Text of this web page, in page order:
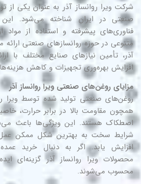
ویراروانساز آذر به عنوان یکی از
در ایران شناخته می‌شود. این
پیشرفته و استفاده از مواد
در حوزه روانسازهای صنعتی ارائه
تأمین نیازهای صنایع مختلف با ارائه
بهره‌وری تجهیزات و کاهش هزینه‌های
روغن‌های صنعتی ویرا روانساز آذر
صنعتی تولید شده توسط ویرا
مقاومت بالا در برابر حرارت،
هستند. این ویژگی‌ها باعث
سخت به بهترین شکل ممکن عمل
یابد. اگر به دنبال خرید عمده
ویرا روانساز آذر گزینه‌ای
می‌شوند.